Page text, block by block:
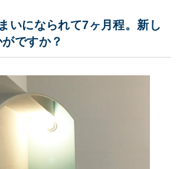
いになられて7ヶ月程。新し
ですか？